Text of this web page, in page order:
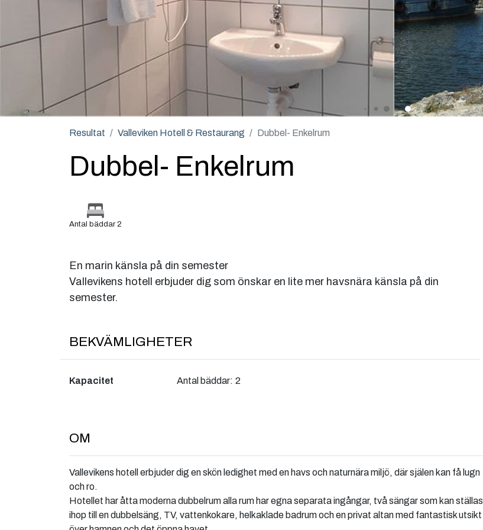
Resultat Valleviken Hotell & Restaurang Dubbel- Enkelrum
Dubbel- Enkelrum
Antal bäddar 2
En marin känsla på din semester
Vallevikens hotell erbjuder dig som önskar en lite mer havsnära känsla på din
semester.
BEKVÄMLIGHETER
Kapacitet Antal bäddar: 2
OM
Vallevikens hotell erbjuder dig en skön ledighet med en havs och naturnära miljö, där själen kan få lugn
och ro.
Hotellet har åtta moderna dubbelrum alla rum har egna separata ingångar, två sängar som kan ställas
ihop till en dubbelsäng, TV, vattenkokare, helkaklade badrum och en privat altan med fantastisk utsikt